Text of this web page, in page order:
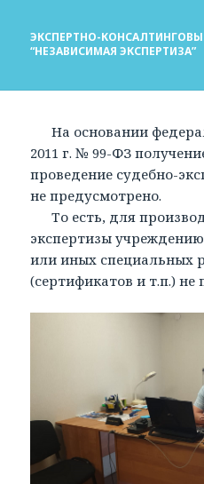
ЭКСПЕРТНО-
“НЕЗАВИСИМАЯ ЭКСПЕРТИЗА”
На основании
2011 г. № 99-ФЗ
проведение судебно-
не предусмотрено.
То есть, для
экспертизы
или иных специальных
(сертификатов и т.п.) не